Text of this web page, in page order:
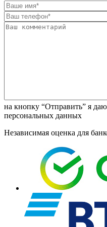
на кнопку “Отправить” я даю
персональных данных
Независимая оценка для